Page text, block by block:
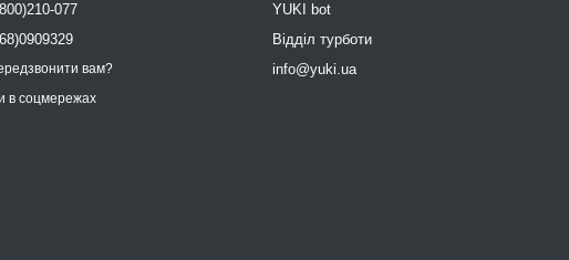
077
вам?
YUKI bot
Відділ турботи
info@yuki.ua
в соцмережах